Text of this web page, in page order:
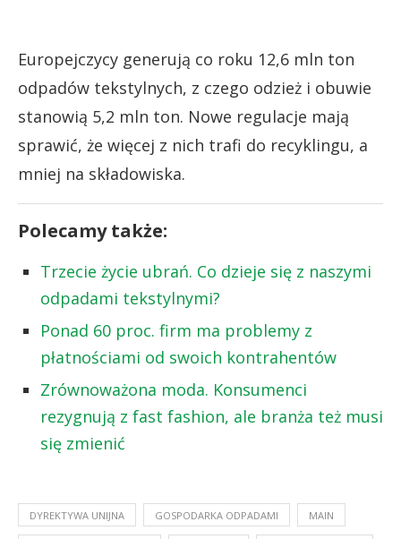
Europejczycy generują co roku 12,6 mln ton
odpadów tekstylnych, z czego odzież i obuwie
stanowią 5,2 mln ton. Nowe regulacje mają
sprawić, że więcej z nich trafi do recyklingu, a
mniej na składowiska.
Polecamy także:
Trzecie życie ubrań. Co dzieje się z naszymi
odpadami tekstylnymi?
Ponad 60 proc. firm ma problemy z
płatnościami od swoich kontrahentów
Zrównoważona moda. Konsumenci
rezygnują z fast fashion, ale branża też musi
się zmienić
DYREKTYWA UNIJNA GOSPODARKA ODPADAMI MAIN